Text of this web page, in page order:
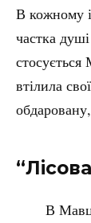
В кожному
частка
втілила
В